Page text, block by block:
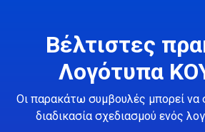
Βέλτιστες
Λογότυπα
Οι παρακάτω συμβουλές μπορεί να
διαδικασία σχεδιασμού ενός